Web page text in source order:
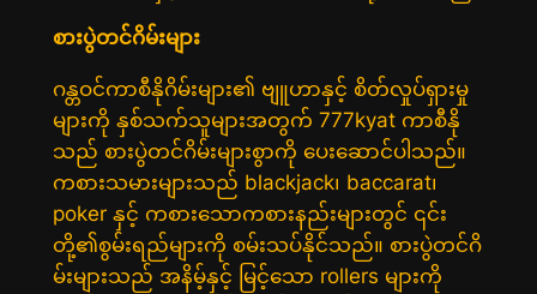
စားပွဲတင်ဂိမ်းများ
ဂန္တဝင်ကာစီနိုဂိမ်းများ၏ ဗျူဟာနှင့် စိတ်လှုပ်ရှားမှု
များကို နှစ်သက်သူများအတွက် 777kyat ကာစီနို
သည် စားပွဲတင်ဂိမ်းများစွာကို ပေးဆောင်ပါသည်။
ကစားသမားများသည် blackjack၊ baccarat၊
poker နှင့် ကစားသောကစားနည်းများတွင် ၎င်း
တို့၏စွမ်းရည်များကို စမ်းသပ်နိုင်သည်။ စားပွဲတင်ဂိ
မ်းများသည် အနိမ့်နှင့် မြင့်သော rollers များကို